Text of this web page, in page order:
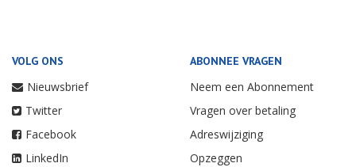
VOLG ONS
Nieuwsbrief
Twitter
Facebook
LinkedIn
ABONNEE VRAGEN
Neem een Abonnement
Vragen over betaling
Adreswijziging
Opzeggen